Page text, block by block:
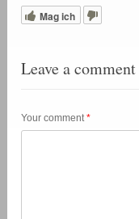
Mag ich
Leave a comment
Your comment*